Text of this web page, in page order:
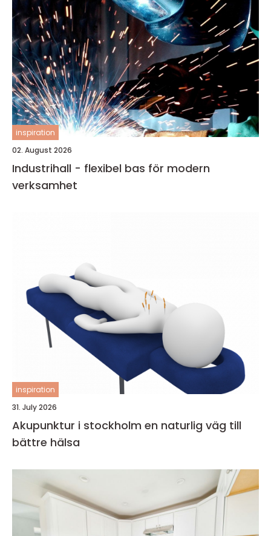
inspiration
02. August 2026
Industrihall - flexibel bas för modern
verksamhet
inspiration
31. July 2026
Akupunktur i stockholm en naturlig väg till
bättre hälsa